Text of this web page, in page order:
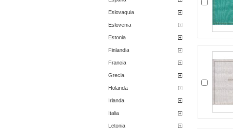
Eslovaquia
Eslovenia
Estonia
Finlandia
Francia
Grecia
Holanda
Irlanda
Italia
Letonia